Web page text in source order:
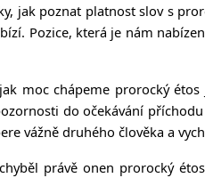
jak poznat platnost slov s
Pozice, která je nám
moc chápeme prorocký étos
do očekávání
vážně druhého člověka a
právě onen prorocký